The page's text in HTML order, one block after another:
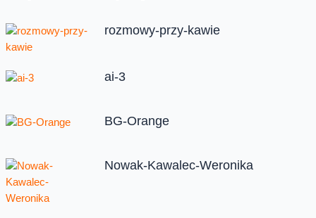
rozmowy-przy-kawie
ai-3
BG-Orange
Nowak-Kawalec-Weronika